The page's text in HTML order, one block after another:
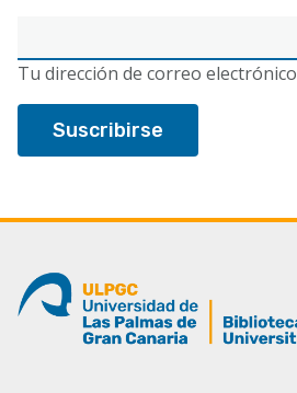
electrónico
Tu dirección de correo electrónico